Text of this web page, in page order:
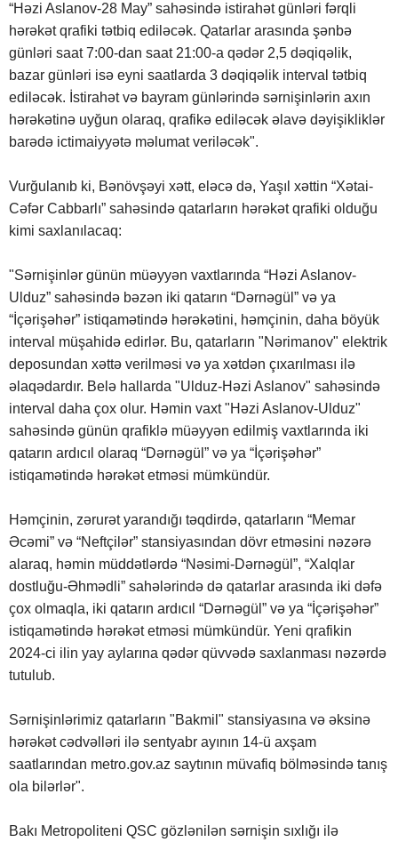
“Həzi Aslanov-28 May” sahəsində istirahət günləri fərqli
hərəkət qrafiki tətbiq ediləcək. Qatarlar arasında şənbə
günləri saat 7:00-dan saat 21:00-a qədər 2,5 dəqiqəlik,
bazar günləri isə eyni saatlarda 3 dəqiqəlik interval tətbiq
ediləcək. İstirahət və bayram günlərində sərnişinlərin axın
hərəkətinə uyğun olaraq, qrafikə ediləcək əlavə dəyişikliklər
barədə ictimaiyyətə məlumat veriləcək".
Vurğulanıb ki, Bənövşəyi xətt, eləcə də, Yaşıl xəttin “Xətai-
Cəfər Cabbarlı” sahəsində qatarların hərəkət qrafiki olduğu
kimi saxlanılacaq:
"Sərnişinlər günün müəyyən vaxtlarında “Həzi Aslanov-
Ulduz” sahəsində bəzən iki qatarın “Dərnəgül” və ya
“İçərişəhər” istiqamətində hərəkətini, həmçinin, daha böyük
interval müşahidə edirlər. Bu, qatarların "Nərimanov" elektrik
deposundan xəttə verilməsi və ya xətdən çıxarılması ilə
əlaqədardır. Belə hallarda "Ulduz-Həzi Aslanov" sahəsində
interval daha çox olur. Həmin vaxt "Həzi Aslanov-Ulduz"
sahəsində günün qrafiklə müəyyən edilmiş vaxtlarında iki
qatarın ardıcıl olaraq “Dərnəgül” və ya “İçərişəhər”
istiqamətində hərəkət etməsi mümkündür.
Həmçinin, zərurət yarandığı təqdirdə, qatarların “Memar
Əcəmi” və “Neftçilər” stansiyasından dövr etməsini nəzərə
alaraq, həmin müddətlərdə “Nəsimi-Dərnəgül”, “Xalqlar
dostluğu-Əhmədli” sahələrində də qatarlar arasında iki dəfə
çox olmaqla, iki qatarın ardıcıl “Dərnəgül” və ya “İçərişəhər”
istiqamətində hərəkət etməsi mümkündür. Yeni qrafikin
2024-ci ilin yay aylarına qədər qüvvədə saxlanması nəzərdə
tutulub.
Sərnişinlərimiz qatarların "Bakmil" stansiyasına və əksinə
hərəkət cədvəlləri ilə sentyabr ayının 14-ü axşam
saatlarından metro.gov.az saytının müvafiq bölməsində tanış
ola bilərlər".
Bakı Metropoliteni QSC gözlənilən sərnişin sıxlığı ilə